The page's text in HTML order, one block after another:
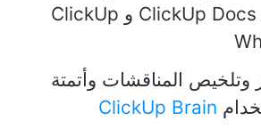
بسلاسة مع ClickUp Docs و ClickUp
وتلخيص المناقشات وأتمتة
ClickUp Brain